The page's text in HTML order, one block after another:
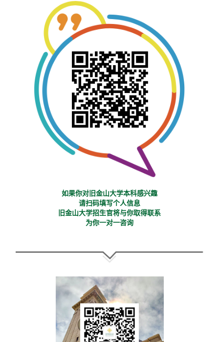
如果你对旧金山大学本科感兴趣
请扫码填写个人信息
旧金山大学招生官将与你取得联系
为你一对一咨询